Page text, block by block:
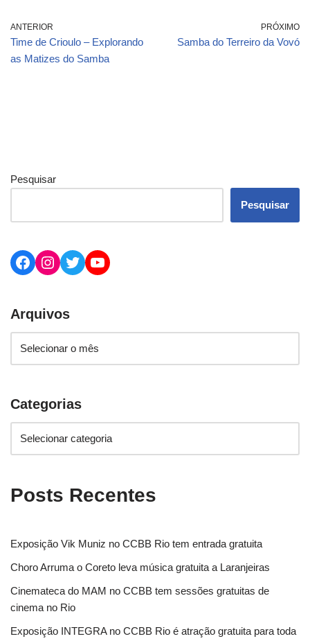
ANTERIOR
Time de Crioulo – Explorando
as Matizes do Samba
PRÓXIMO
Samba do Terreiro da Vovó
Pesquisar
Pesquisar
Arquivos
Categorias
Posts Recentes
Exposição Vik Muniz no CCBB Rio tem entrada gratuita
Choro Arruma o Coreto leva música gratuita a Laranjeiras
Cinemateca do MAM no CCBB tem sessões gratuitas de
cinema no Rio
Exposição INTEGRA no CCBB Rio é atração gratuita para toda